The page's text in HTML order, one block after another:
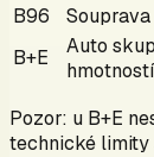
B96
B+E
Auto
Pozor: u B+E
technické limity